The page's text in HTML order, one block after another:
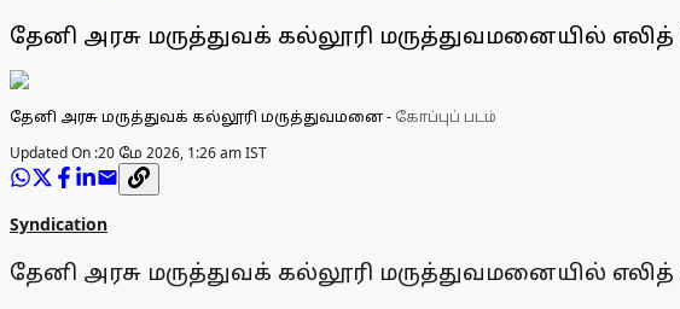
தேனி அரசு மருத்துவக் கல்லூரி மருத்துவமனையில்
தேனி அரசு மருத்துவக் கல்லூரி மருத்துவமனை- கோப்புப் படம்
Updated On :20 மே 2026, 1:26 am IST
Syndication
தேனி அரசு மருத்துவக் கல்லூரி மருத்துவமனையில்